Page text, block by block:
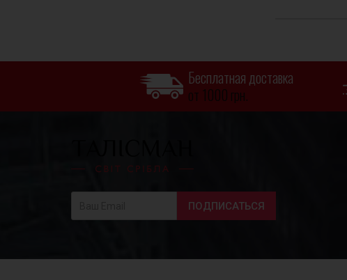
Бесплатная доставка
от 1000 грн.
ПОДПИСАТЬСЯ